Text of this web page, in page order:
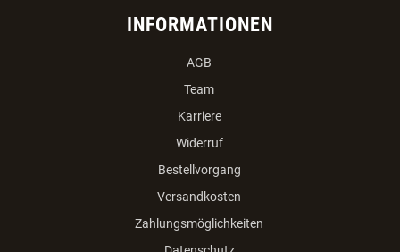
INFORMATIONEN
AGB
Team
Karriere
Widerruf
Bestellvorgang
Versandkosten
Zahlungsmöglichkeiten